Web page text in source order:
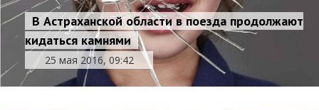
В Астраханской области в поезда продолжают
кидаться камнями
25 мая 2016, 09:42